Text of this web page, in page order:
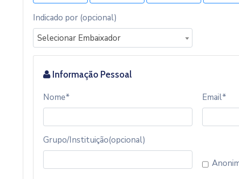
Indicado por (opcional)
Selecionar Embaixador
Informação Pessoal
Nome* Email*
Grupo/Instituição(opcional)